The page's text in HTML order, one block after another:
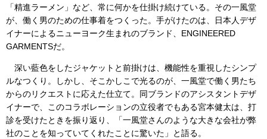
「精進ラーメン」など、常に何かを仕掛け続けている。その一風堂
が、働く男のための仕事着をつくった。手がけたのは、日本人デザ
イナーによるニューヨーク生まれのブランド、ENGINEERED
GARMENTSだ。
深い藍色をしたジャケットと前掛けは、機能性を重視したシンプ
ルなつくり。しかし、そこかしこで光るのが、一風堂で働く男たち
からのリクエストに応えた仕立て。同ブランドのアシスタントデザ
イナーで、このコラボレーションの立役者でもある宮本健太は、打
診を受けたときを振り返り、「一風堂さんのような大きな会社が弊
社のことを知っていてくれたことに驚いた」と語る。